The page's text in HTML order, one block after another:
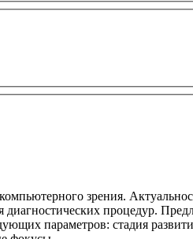
зрения.
процедур.
параметров: стадия